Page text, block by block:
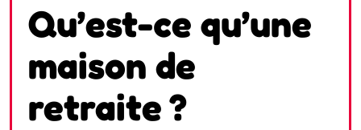
Qu’est-ce qu’une
maison de
retraite ?